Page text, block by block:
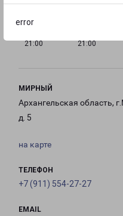
error
21:00
21:00
МИРНЫЙ
Архангельская область,
д. 5
на карте
ТЕЛЕФОН
+7 (911) 554-27-27
EMAIL